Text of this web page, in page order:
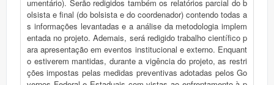
umentário). Serão redigidos também os relatórios parcial do b
olsista e final (do bolsista e do coordenador) contendo todas a
s informações levantadas e a análise da metodologia implem
entada no projeto. Ademais, será redigido trabalho científico p
ara apresentação em eventos institucional e externo. Enquant
o estiverem mantidas, durante a vigência do projeto, as restri
ções impostas pelas medidas preventivas adotadas pelos Go